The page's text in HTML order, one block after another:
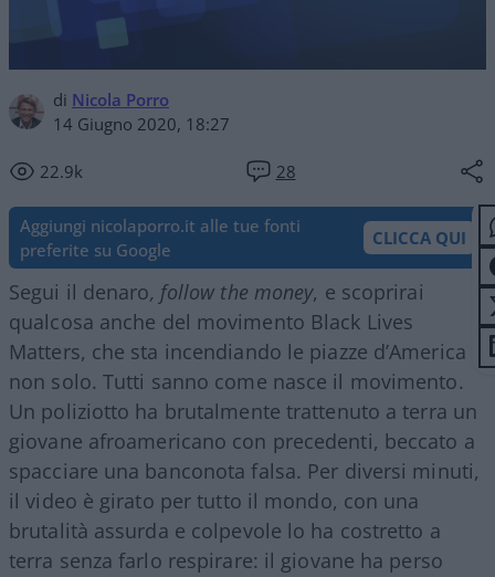
di Nicola Porro
14 Giugno 2020, 18:27
22.9k 28
Aggiungi nicolaporro.it alle tue fonti
preferite su Google
CLICCA QUI
Segui il denaro, follow the money, e scoprirai
qualcosa anche del movimento Black Lives
Matters, che sta incendiando le piazze d’America e
non solo. Tutti sanno come nasce il movimento.
Un poliziotto ha brutalmente trattenuto a terra un
giovane afroamericano con precedenti, beccato a
spacciare una banconota falsa. Per diversi minuti,
il video è girato per tutto il mondo, con una
brutalità assurda e colpevole lo ha costretto a
terra senza farlo respirare: il giovane ha perso